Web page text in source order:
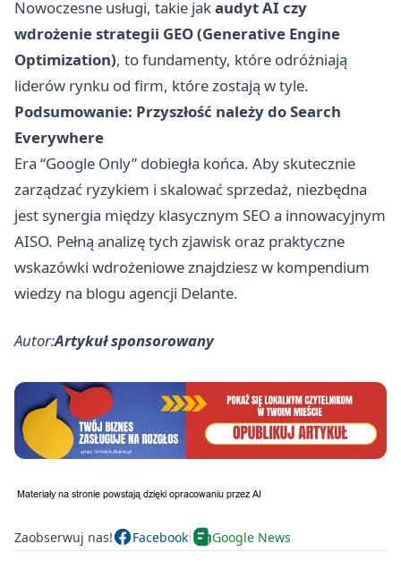
Nowoczesne usługi, takie jakaudyt AI czy
wdrożenie strategii GEO (Generative Engine
Optimization), to fundamenty, które odróżniają
liderów rynku od firm, które zostają w tyle.
Podsumowanie: Przyszłość należy do Search
Everywhere
Era “Google Only” dobiegła końca. Aby skutecznie
zarządzać ryzykiem i skalować sprzedaż, niezbędna
jest synergia między klasycznym SEO a innowacyjnym
AISO. Pełną analizę tych zjawisk oraz praktyczne
wskazówki wdrożeniowe znajdziesz w kompendium
wiedzy na blogu agencji Delante.
Autor:Artykuł sponsorowany
Zaobserwuj nas! Facebook Google News